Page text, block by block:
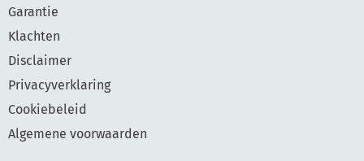
Garantie
Klachten
Disclaimer
Privacyverklaring
Cookiebeleid
Algemene voorwaarden